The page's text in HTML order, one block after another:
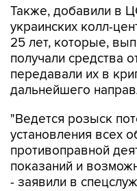
Также, добавили в
украинских колл-
25 лет, которые,
получали средства
передавали их в
дальнейшего
"Ведется розыск
установления всех
противоправной
показаний и
- заявили в